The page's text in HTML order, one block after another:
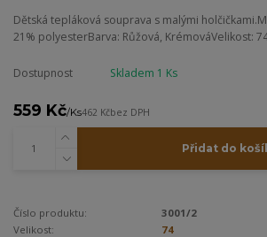
Dětská tepláková souprava s malými
21% polyesterBarva: Růžová, KrémováVelikost:
Dostupnost Skladem 1 Ks
559 Kč/Ks462 Kčbez DPH
Přidat do
Číslo produktu:
3001/2
Velikost:
74